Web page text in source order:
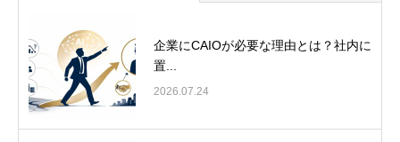
企業にCAIOが必要な理由とは？社内に
置...
2026.07.24